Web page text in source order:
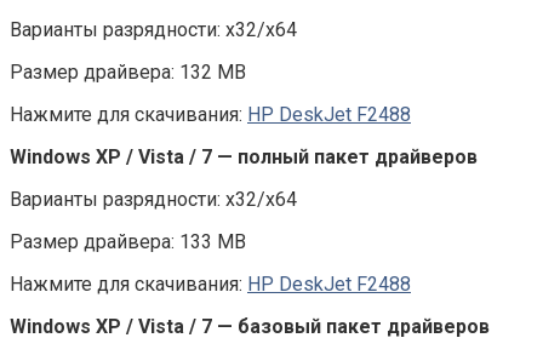
Варианты разрядности: x32/x64
Размер драйвера: 132 MB
Нажмите для скачивания: HP DeskJet F2488
Windows XP / Vista / 7 — полный пакет драйверов
Варианты разрядности: x32/x64
Размер драйвера: 133 MB
Нажмите для скачивания: HP DeskJet F2488
Windows XP / Vista / 7 — базовый пакет драйверов